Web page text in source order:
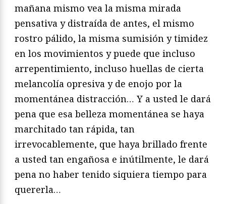
mañana mismo vea la misma mirada
pensativa y distraída de antes, el mismo
rostro pálido, la misma sumisión y timidez
en los movimientos y puede que incluso
arrepentimiento, incluso huellas de cierta
melancolía opresiva y de enojo por la
momentánea distracción… Y a usted le dará
pena que esa belleza momentánea se haya
marchitado tan rápida, tan
irrevocablemente, que haya brillado frente
a usted tan engañosa e inútilmente, le dará
pena no haber tenido siquiera tiempo para
quererla…